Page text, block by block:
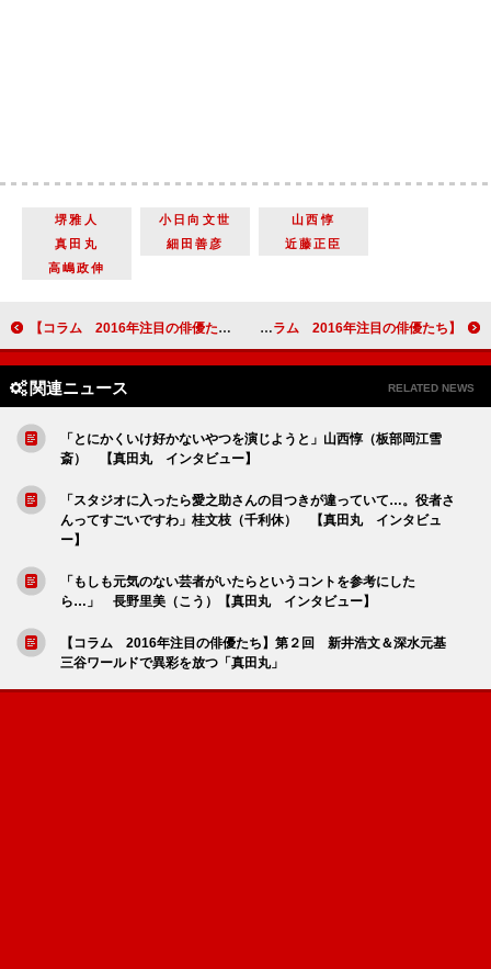
堺雅人 小日向文世
山西惇
真田丸
細田善彦
近藤正臣
高嶋政伸
【コラム 2016年注目の俳優たち】第３回 柳楽優弥 『誰も知らない』から“誰もが認める”俳優へ『ディストラクション・ベイビーズ』他 【コラム 2016年注目の俳優たち】 第4回 高嶋政伸&細田善彦 好青年転じて一癖ある北条親子へ 「真田丸」
関連ニュース RELATED NEWS
「とにかくいけ好かないやつを演じようと」山西惇（板部岡江雪
斎） 【真田丸 インタビュー】
「スタジオに入ったら愛之助さんの目つきが違っていて…。役者さ
んってすごいですわ」桂文枝（千利休） 【真田丸 インタビュ
ー】
「もしも元気のない芸者がいたらというコントを参考にした
ら…」 長野里美（こう）【真田丸 インタビュー】
【コラム 2016年注目の俳優たち】第２回 新井浩文＆深水元基
三谷ワールドで異彩を放つ「真田丸」